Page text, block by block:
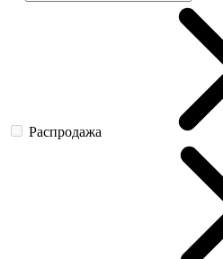
Распродажа